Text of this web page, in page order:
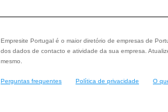
Empresite Portugal é o maior diretório de empresas de
dos dados de contacto e atividade da sua empresa.
mesmo.
Perguntas frequentes Política de privacidade O